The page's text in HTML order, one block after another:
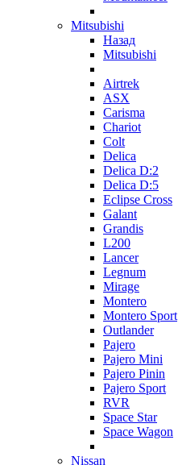
Mitsubishi
Назад
Mitsubishi
Airtrek
ASX
Carisma
Chariot
Colt
Delica
Delica D:2
Delica D:5
Eclipse Cross
Galant
Grandis
L200
Lancer
Legnum
Mirage
Montero
Montero Sport
Outlander
Pajero
Pajero Mini
Pajero Pinin
Pajero Sport
RVR
Space Star
Space Wagon
Nissan